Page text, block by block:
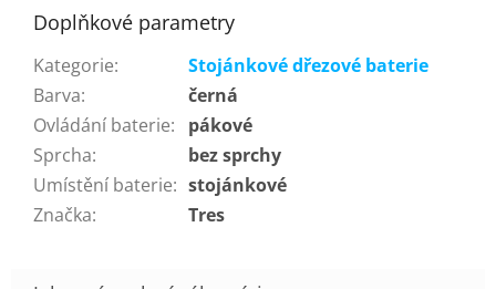
Doplňkové parametry
Kategorie:
Stojánkové dřezové baterie
Barva:
černá
Ovládání baterie:
pákové
Sprcha:
bez sprchy
Umístění baterie: stojánkové
Značka: Tres